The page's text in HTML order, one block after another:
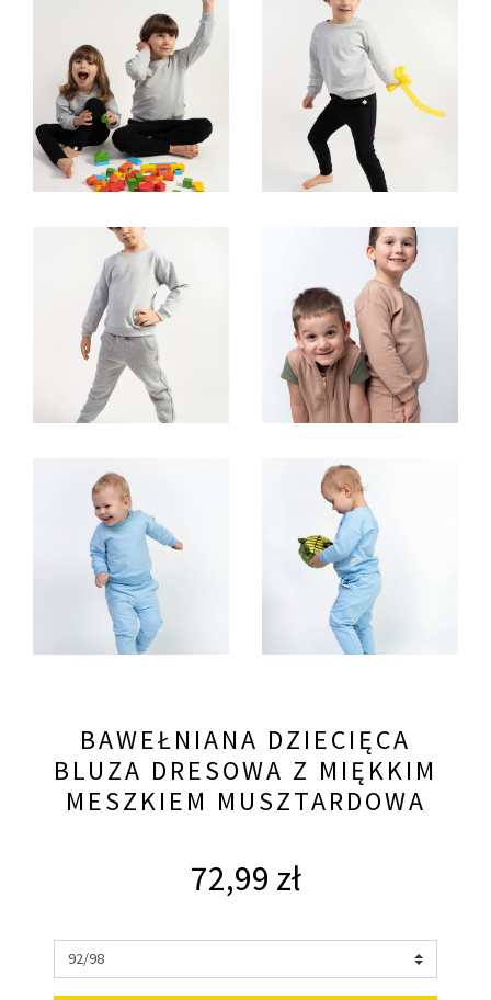
BAWEŁNIANA DZIECIĘCA
BLUZA DRESOWA Z MIĘKKIM
MESZKIEM MUSZTARDOWA
72,99 zł